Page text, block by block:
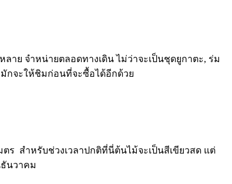
าย จำหน่ายตลอดทางเดิน ไม่ว่าจะเป็นชุดยูกาตะ, ร่ม
กจะให้ชิมก่อนที่จะซื้อได้อีกด้วย
ร สำหรับช่วงเวลาปกติที่นี่ต้นไม้จะเป็นสีเขียวสด แต่
ธันวาคม